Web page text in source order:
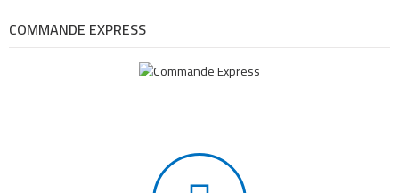
COMMANDE EXPRESS